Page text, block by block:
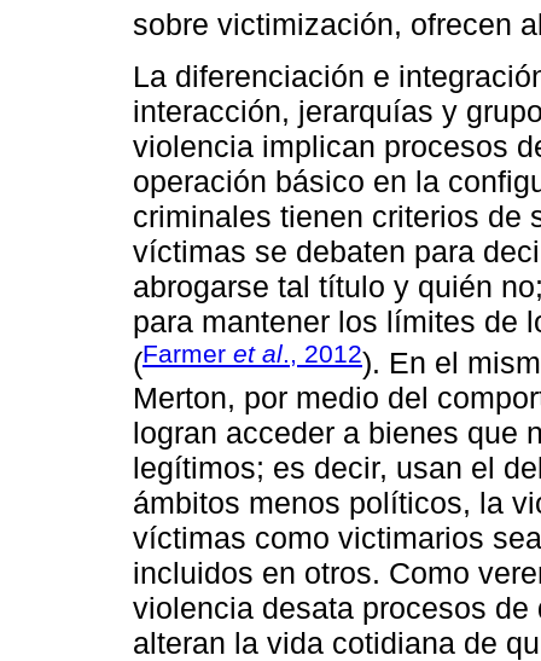
sobre victimización, ofrecen
La diferenciación e
interacción, jerarquías y
violencia implican procesos
operación básico en la
criminales tienen criterios de
víctimas se debaten para
abrogarse tal título y quién
para mantener los límites de
(Farmer et al., 2012). En el
Merton, por medio del
logran acceder a bienes que
legítimos; es decir, usan el
ámbitos menos políticos, la
víctimas como victimarios
incluidos en otros. Como
violencia desata procesos
alteran la vida cotidiana de